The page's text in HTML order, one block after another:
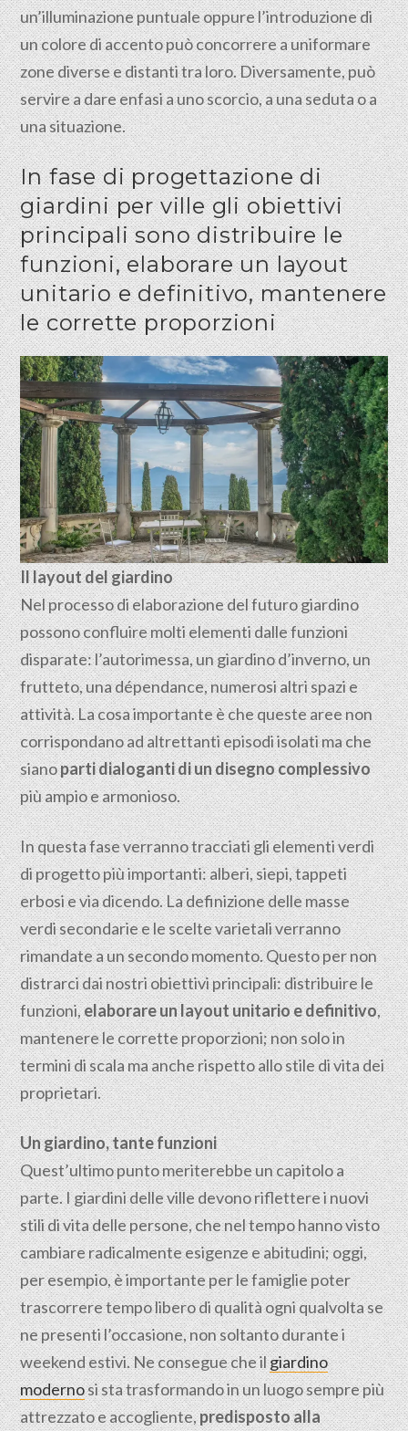
un’illuminazione puntuale oppure l’introduzione di
un colore di accento può concorrere a uniformare
zone diverse e distanti tra loro. Diversamente, può
servire a dare enfasi a uno scorcio, a una seduta o a
una situazione.
In fase di progettazione di
giardini per ville gli obiettivi
principali sono distribuire le
funzioni, elaborare un layout
unitario e definitivo, mantenere
le corrette proporzioni
Il layout del giardino
Nel processo di elaborazione del futuro giardino
possono confluire molti elementi dalle funzioni
disparate: l’autorimessa, un giardino d’inverno, un
frutteto, una dépendance, numerosi altri spazi e
attività. La cosa importante è che queste aree non
corrispondano ad altrettanti episodi isolati ma che
sianoparti dialoganti di un disegno complessivo
più ampio e armonioso.
In questa fase verranno tracciati gli elementi verdi
di progetto più importanti: alberi, siepi, tappeti
erbosi e via dicendo. La definizione delle masse
verdi secondarie e le scelte varietali verranno
rimandate a un secondo momento. Questo per non
distrarci dai nostri obiettivi principali: distribuire le
funzioni,elaborare un layout unitario e definitivo,
mantenere le corrette proporzioni; non solo in
termini di scala ma anche rispetto allo stile di vita dei
proprietari.
Un giardino, tante funzioni
Quest’ultimo punto meriterebbe un capitolo a
parte. I giardini delle ville devono riflettere i nuovi
stili di vita delle persone, che nel tempo hanno visto
cambiare radicalmente esigenze e abitudini; oggi,
per esempio, è importante per le famiglie poter
trascorrere tempo libero di qualità ogni qualvolta se
ne presenti l’occasione, non soltanto durante i
weekend estivi. Ne consegue che ilgiardino
modernosi sta trasformando in un luogo sempre più
attrezzato e accogliente,predisposto alla